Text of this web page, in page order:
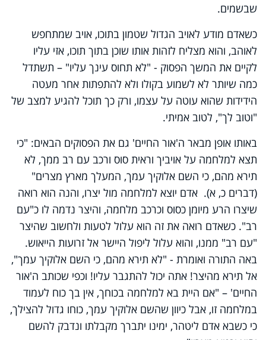
שבשמים.
כשאדם מודע לאויב הגדול שטמון בתוכו, אויב שמתחפש
לאוהב, והוא מצליח לזהות אותו שוכן בתוך תוכו, אזי עליו
לקיים את המשך הפסוק - "לא תחוס עינך עליו" – תשתדל
כמה שיותר לא לשמוע בקולו ולא להתפתות אחר מעטה
הידידות שהוא עוטה על עצמו, ורק כך תוכל להגיע למצב של
"וטוב לך", לטוב אמיתי.
באותו אופן מבאר ה'אור החיים' גם את הפסוקים הבאים: "כי
תצא למלחמה על אויביך וראית סוס ורכב עם רב ממך, לא
תירא מהם, כי השם אלוקיך עמך, המעלך מארץ מצרים"
(דברים כ, א). אדם יוצא למלחמה מול יצרו, והנה הוא רואה
שיצרו הרע מיומן כסוס וכרכב מלחמה, והיצר נדמה לו כ"עם
רב". כשאדם רואה את זה הוא עלול לטעות ולחשוב שהיצר
"עם רב" ממנו, והוא עלול ליפול היישר אל זרועות הייאוש.
באה התורה ואומרת - "לא תירא מהם, כי השם אלוקיך עמך",
אל תירא מהיצר! אתה יכול להתגבר עליו! וכפי שכותב ה'אור
החיים' – "אם היית בא למלחמה בכוחך, אין בך כוח לעמוד
במלחמה זו, אבל כיוון שהשם אלוקיך עמך, כוחו גדול להצילך,
כי כשבא אדם ליטהר, ימינו יתברך מקבלתו ונדבק להשם